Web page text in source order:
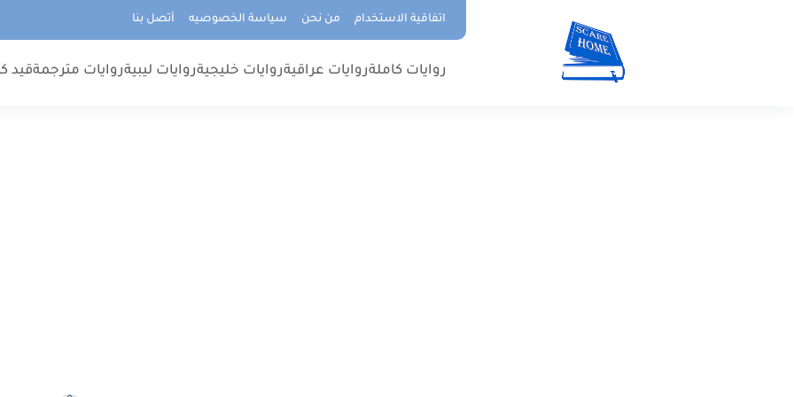
اتفاقية الاستخدام من نحن سياسة الخصوصيه أتصل بنا
روايات كاملةروايات عراقيةروايات خليجيةروايات ليبيةروايات مترجمةقيد